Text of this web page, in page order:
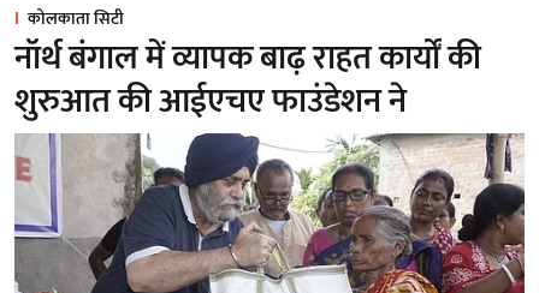
कोलकाता सिटी
नॉर्थ बंगाल में व्यापक बाढ़ राहत कार्यों की
शुरुआत की आईएचए फाउंडेशन ने